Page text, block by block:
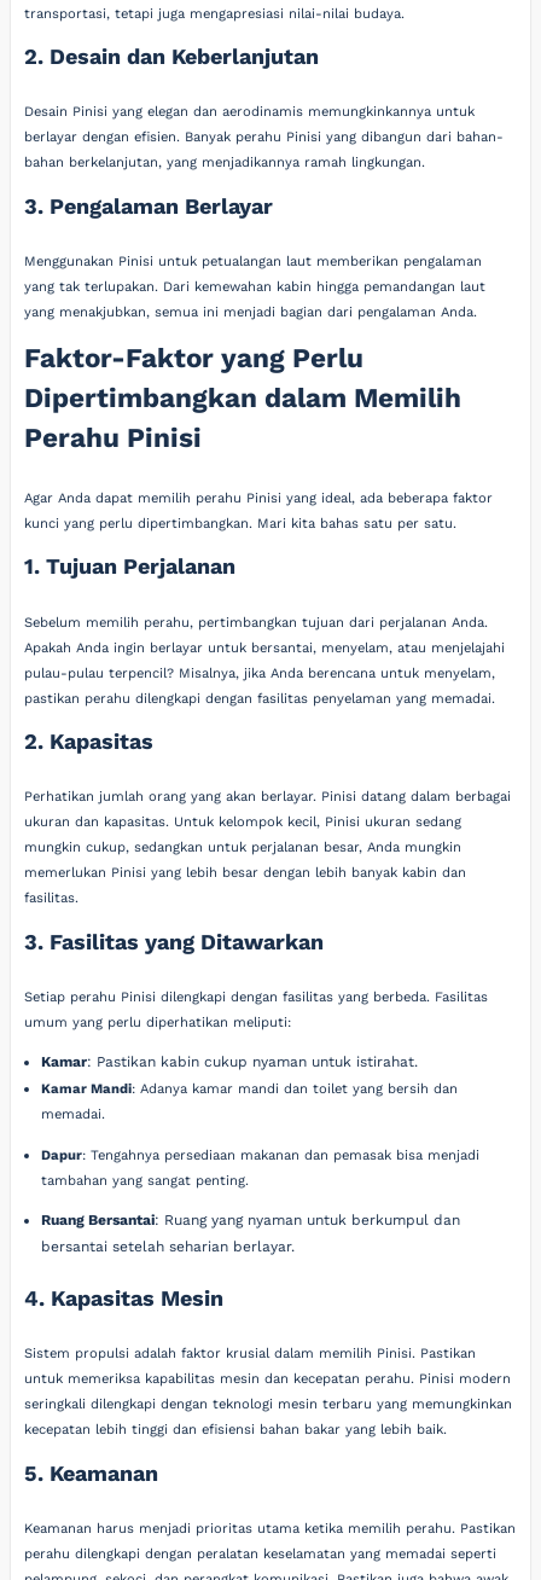
transportasi, tetapi juga mengapresiasi nilai-nilai budaya.
2. Desain dan Keberlanjutan
Desain Pinisi yang elegan dan aerodinamis memungkinkannya untuk
berlayar dengan efisien. Banyak perahu Pinisi yang dibangun dari bahan-
bahan berkelanjutan, yang menjadikannya ramah lingkungan.
3. Pengalaman Berlayar
Menggunakan Pinisi untuk petualangan laut memberikan pengalaman
yang tak terlupakan. Dari kemewahan kabin hingga pemandangan laut
yang menakjubkan, semua ini menjadi bagian dari pengalaman Anda.
Faktor-Faktor yang Perlu
Dipertimbangkan dalam Memilih
Perahu Pinisi
Agar Anda dapat memilih perahu Pinisi yang ideal, ada beberapa faktor
kunci yang perlu dipertimbangkan. Mari kita bahas satu per satu.
1. Tujuan Perjalanan
Sebelum memilih perahu, pertimbangkan tujuan dari perjalanan Anda.
Apakah Anda ingin berlayar untuk bersantai, menyelam, atau menjelajahi
pulau-pulau terpencil? Misalnya, jika Anda berencana untuk menyelam,
pastikan perahu dilengkapi dengan fasilitas penyelaman yang memadai.
2. Kapasitas
Perhatikan jumlah orang yang akan berlayar. Pinisi datang dalam berbagai
ukuran dan kapasitas. Untuk kelompok kecil, Pinisi ukuran sedang
mungkin cukup, sedangkan untuk perjalanan besar, Anda mungkin
memerlukan Pinisi yang lebih besar dengan lebih banyak kabin dan
fasilitas.
3. Fasilitas yang Ditawarkan
Setiap perahu Pinisi dilengkapi dengan fasilitas yang berbeda. Fasilitas
umum yang perlu diperhatikan meliputi:
Kamar: Pastikan kabin cukup nyaman untuk istirahat.
Kamar Mandi: Adanya kamar mandi dan toilet yang bersih dan
memadai.
Dapur: Tengahnya persediaan makanan dan pemasak bisa menjadi
tambahan yang sangat penting.
Ruang Bersantai: Ruang yang nyaman untuk berkumpul dan
bersantai setelah seharian berlayar.
4. Kapasitas Mesin
Sistem propulsi adalah faktor krusial dalam memilih Pinisi. Pastikan
untuk memeriksa kapabilitas mesin dan kecepatan perahu. Pinisi modern
seringkali dilengkapi dengan teknologi mesin terbaru yang memungkinkan
kecepatan lebih tinggi dan efisiensi bahan bakar yang lebih baik.
5. Keamanan
Keamanan harus menjadi prioritas utama ketika memilih perahu. Pastikan
perahu dilengkapi dengan peralatan keselamatan yang memadai seperti